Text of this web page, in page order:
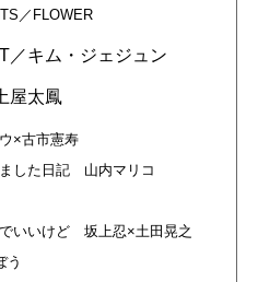
／FLOWER
／キム・ジェジュン
屋太鳳
×古市憲寿
した日記 山内マリコ
いいけど 坂上忍×土田晃之
う